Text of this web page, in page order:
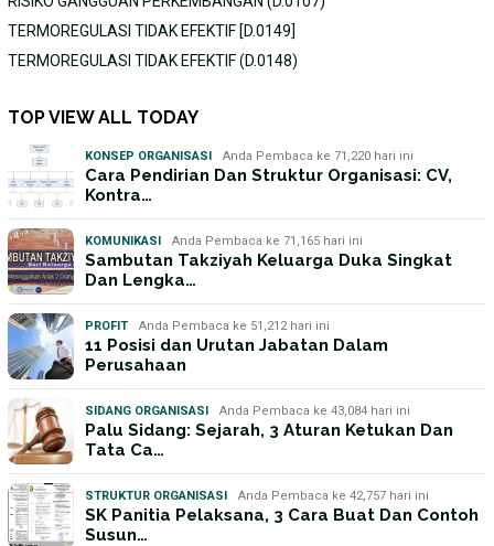
TERMOREGULASI TIDAK EFEKTIF [D.0149]
TERMOREGULASI TIDAK EFEKTIF (D.0148)
TOP VIEW ALL TODAY
KONSEP ORGANISASI Anda Pembaca ke 71,220 hari ini
Cara Pendirian Dan Struktur Organisasi: CV,
Kontra…
KOMUNIKASI Anda Pembaca ke 71,165 hari ini
Sambutan Takziyah Keluarga Duka Singkat
Dan Lengka…
PROFIT Anda Pembaca ke 51,212 hari ini
11 Posisi dan Urutan Jabatan Dalam
Perusahaan
SIDANG ORGANISASI Anda Pembaca ke 43,084 hari ini
Palu Sidang: Sejarah, 3 Aturan Ketukan Dan
Tata Ca…
STRUKTUR ORGANISASI Anda Pembaca ke 42,757 hari ini
SK Panitia Pelaksana, 3 Cara Buat Dan Contoh
Susun…